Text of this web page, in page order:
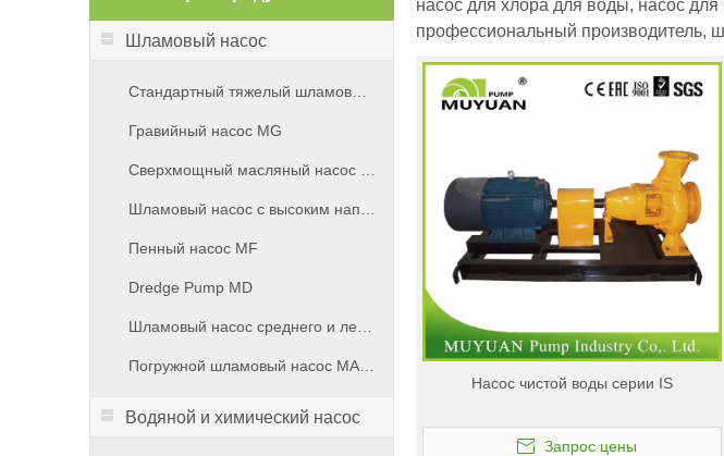
Шламовый насос
Гравийный насос MG
Пенный насос MF
Dredge Pump MD
Водяной и химический насос
насос для хлора для воды, насос
профессиональный производитель,
Насос чистой воды серии IS
Запрос цены